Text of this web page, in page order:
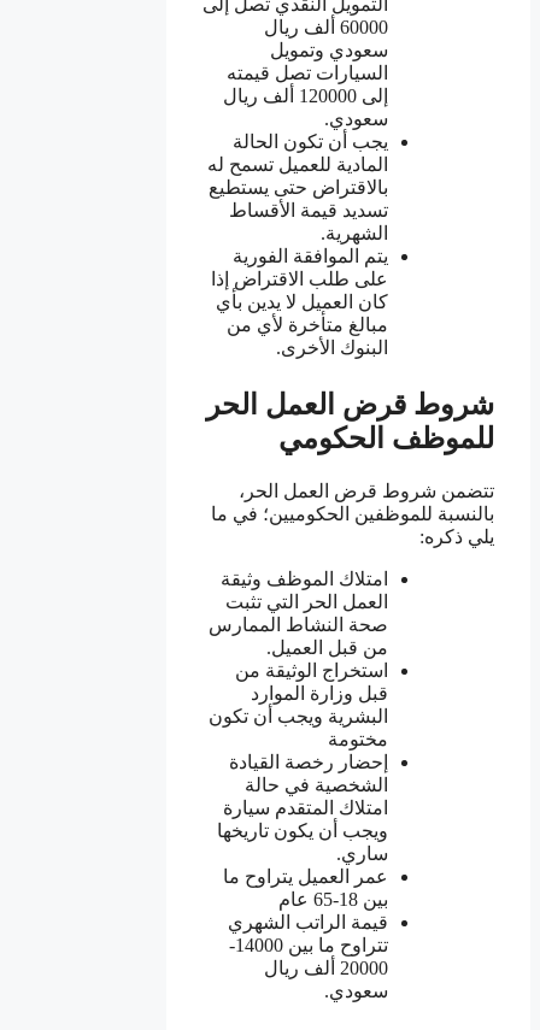
60000 ألف ريال
سعودي وتمويل
السيارات تصل قيمته
إلى 120000 ألف ريال
سعودي.
يجب أن تكون الحالة
المادية للعميل تسمح له
بالاقتراض حتى يستطيع
تسديد قيمة الأقساط
الشهرية.
يتم الموافقة الفورية
على طلب الاقتراض إذا
كان العميل لا يدين بأي
مبالغ متأخرة لأي من
البنوك الأخرى.
شروط قرض العمل الحر
للموظف الحكومي
تتضمن شروط قرض العمل الحر،
بالنسبة للموظفين الحكوميين؛ في ما
يلي ذكره:
امتلاك الموظف وثيقة
العمل الحر التي تثبت
صحة النشاط الممارس
من قبل العميل.
استخراج الوثيقة من
قبل وزارة الموارد
البشرية ويجب أن تكون
مختومة
إحضار رخصة القيادة
الشخصية في حالة
امتلاك المتقدم سيارة
ويجب أن يكون تاريخها
ساري.
عمر العميل يتراوح ما
بين 18-65 عام
قيمة الراتب الشهري
تتراوح ما بين 14000-
20000 ألف ريال
سعودي.